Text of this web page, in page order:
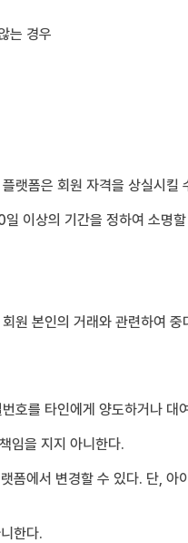
는 경우
랫폼은 회원 자격을 상실시킬
이상의 기간을 정하여 소명
원 본인의 거래와 관련하여 중
호를 타인에게 양도하거나 대
임을 지지 아니한다.
폼에서 변경할 수 있다. 단, 아
한다.